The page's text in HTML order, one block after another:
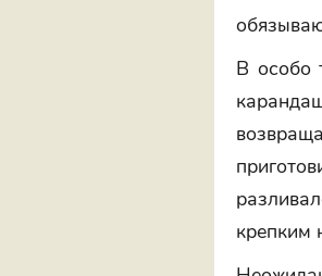
В особо
крепким